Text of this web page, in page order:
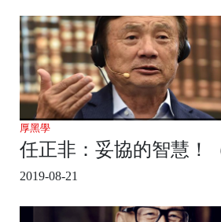
厚黑學
任正非：妥協的智慧！
2019-08-21